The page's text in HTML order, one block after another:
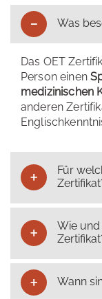
Was
Das OET
Person einen
medizinischen
anderen
Für
Wie
Wann